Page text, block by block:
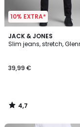
10% EXTRA*
JACK & JONES
Slim jeans, stretch,
39,99 €
4,7
/ 5
4,7
/